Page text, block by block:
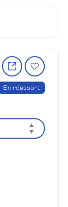
Partager
le
produit
à
la
En réassort